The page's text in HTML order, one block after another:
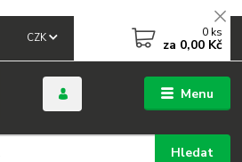
Menu
CZK
Hledat
0 ks
za 0,00 Kč